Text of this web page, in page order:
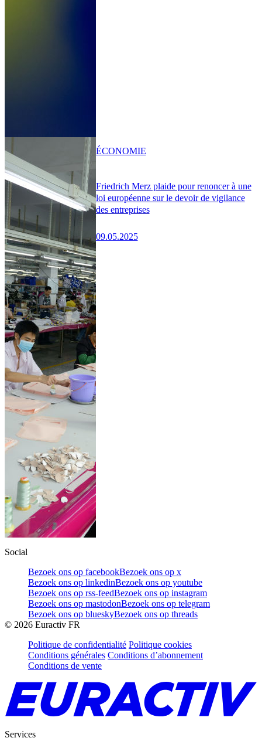
Friedrich Merz plaide pour renoncer à une
loi européenne sur le devoir de vigilance
des entreprises
09.05.2025
ÉCONOMIE
Social
Bezoek ons op facebookBezoek ons op x
Bezoek ons op linkedinBezoek ons op youtube
Bezoek ons op rss-feedBezoek ons op instagram
Bezoek ons op mastodonBezoek ons op telegram
Bezoek ons op blueskyBezoek ons op threads
© 2026 Euractiv FR
Politique de confidentialité Politique cookies
Conditions générales Conditions d’abonnement
Conditions de vente
Services